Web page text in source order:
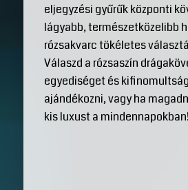
eljegyzési gyűrűk központi
lágyabb, természetközelibb
rózsakvarc tökéletes
Válaszd a rózsaszín
egyediséget és
ajándékozni, vagy ha
kis luxust a mindennapokban!